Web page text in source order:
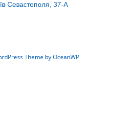
Севастополя, 37-А
Theme by OceanWP